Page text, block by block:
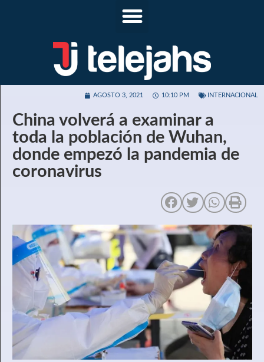
AGOSTO 3, 2021 10:10 PM INTERNACIONAL
China volverá a examinar a
toda la población de Wuhan,
donde empezó la pandemia de
coronavirus